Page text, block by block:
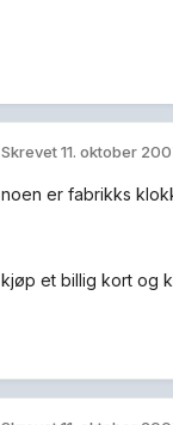
Skrevet11. oktober
noen er fabrikks
kjøp et billig kort og